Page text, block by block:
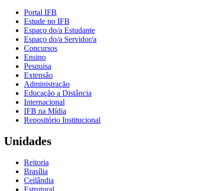
Portal IFB
Estude no IFB
Espaço do/a Estudante
Espaço do/a Servidor/a
Concursos
Ensino
Pesquisa
Extensão
Administração
Educação a Distância
Internacional
IFB na Mídia
Repositório Institucional
Unidades
Reitoria
Brasília
Ceilândia
Estrutural